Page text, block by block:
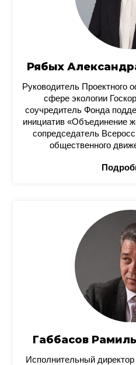
Рябых
Руководитель Проектного
сфере экологии
соучредитель Фонда
инициатив «Объединение
сопредседатель
общественного
Габбасов
Исполнительный